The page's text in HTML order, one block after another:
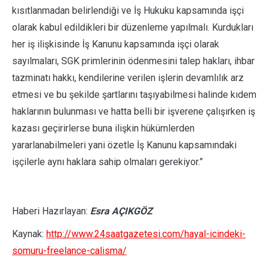
kısıtlanmadan belirlendiği ve İş Hukuku kapsamında işçi
olarak kabul edildikleri bir düzenleme yapılmalı. Kurdukları
her iş ilişkisinde İş Kanunu kapsamında işçi olarak
sayılmaları, SGK primlerinin ödenmesini talep hakları, ihbar
tazminatı hakkı, kendilerine verilen işlerin devamlılık arz
etmesi ve bu şekilde şartlarını taşıyabilmesi halinde kıdem
haklarının bulunması ve hatta belli bir işverene çalışırken iş
kazası geçirirlerse buna ilişkin hükümlerden
yararlanabilmeleri yani özetle İş Kanunu kapsamındaki
işçilerle aynı haklara sahip olmaları gerekiyor.”
Haberi Hazırlayan: Esra AÇIKGÖZ
Kaynak: http://www.24saatgazetesi.com/hayal-icindeki-
somuru-freelance-calisma/